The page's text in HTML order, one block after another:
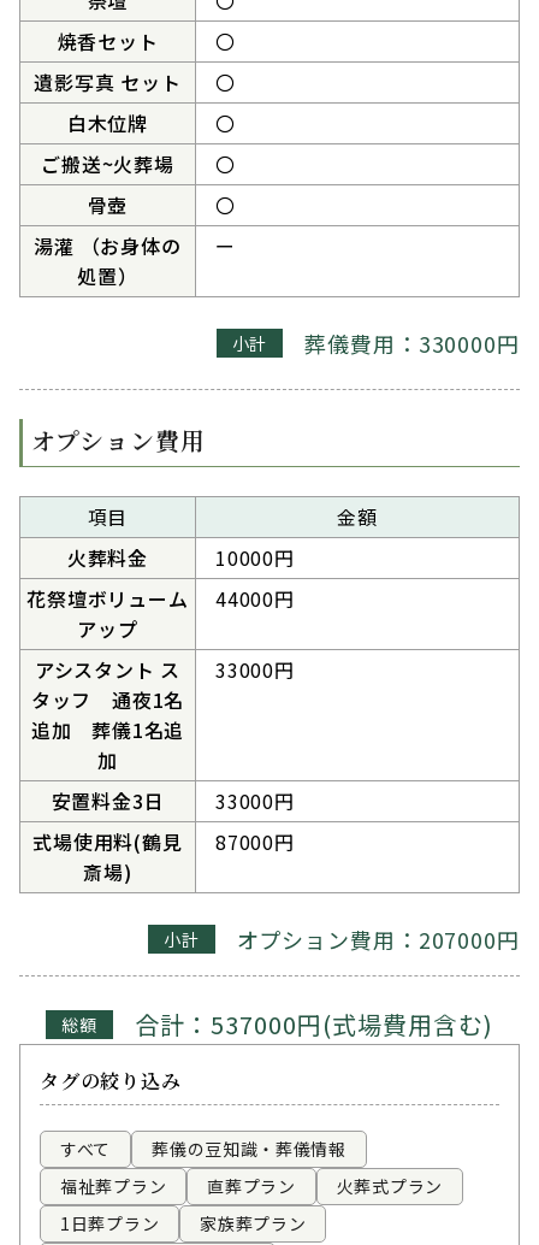
焼香セット
〇
遺影写真 セット
〇
白木位牌
〇
ご搬送~火葬場
〇
骨壺
〇
湯灌 （お身体の
処置）
ー
小計 葬儀費用：330000円
オプション費用
項目
金額
火葬料金
10000円
花祭壇ボリューム
アップ
44000円
アシスタント ス
タッフ 通夜1名
追加 葬儀1名追
加
33000円
安置料金3日
33000円
式場使用料(鶴見
斎場)
87000円
小計 オプション費用：207000円
総額 合計：537000円(式場費用含む)
タグの絞り込み
すべて
葬儀の豆知識・葬儀情報
福祉葬プラン
直葬プラン
火葬式プラン
1日葬プラン
家族葬プラン